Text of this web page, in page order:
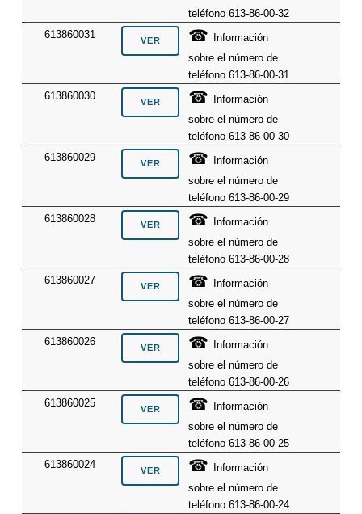
teléfono 613-86-00-32
613860031
☎
Información
sobre el número de
teléfono 613-86-00-31
613860030
☎
Información
sobre el número de
teléfono 613-86-00-30
613860029
☎
Información
sobre el número de
teléfono 613-86-00-29
613860028
☎
Información
sobre el número de
teléfono 613-86-00-28
613860027
☎
Información
sobre el número de
teléfono 613-86-00-27
613860026
☎
Información
sobre el número de
teléfono 613-86-00-26
613860025
☎
Información
sobre el número de
teléfono 613-86-00-25
613860024
☎
Información
sobre el número de
teléfono 613-86-00-24